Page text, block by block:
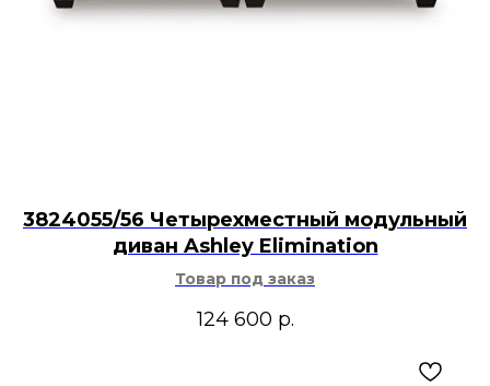
3824055/56 Четырехместный модульный
диван Ashley Elimination
Товар под заказ
124 600 р.